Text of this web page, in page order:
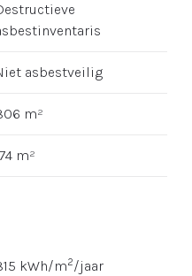
asbestveilig
m²
m²
kWh/m2/jaar